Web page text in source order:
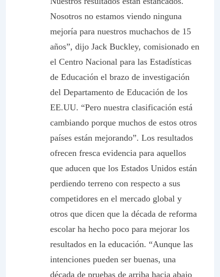
Nosotros no estamos viendo ninguna
mejoría para nuestros muchachos de 15
años”, dijo Jack Buckley, comisionado en
el Centro Nacional para las Estadísticas
de Educación el brazo de investigación
del Departamento de Educación de los
EE.UU. “Pero nuestra clasificación está
cambiando porque muchos de estos otros
países están mejorando”. Los resultados
ofrecen fresca evidencia para aquellos
que aducen que los Estados Unidos están
perdiendo terreno con respecto a sus
competidores en el mercado global y
otros que dicen que la década de reforma
escolar ha hecho poco para mejorar los
resultados en la educación. “Aunque las
intenciones pueden ser buenas, una
década de pruebas de arriba hacia abajo